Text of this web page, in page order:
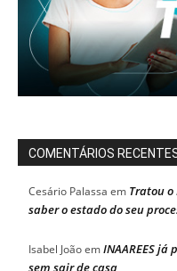
COMENTÁRIOS
Cesário Palassa em Tratou
saber o estado do seu
Isabel JoãoemINAAREES
sem sair de casa